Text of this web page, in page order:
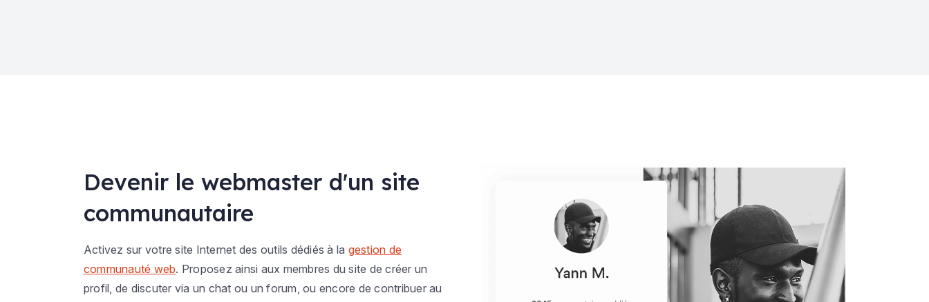
Devenir le webmaster d'un site
communautaire
Activez sur votre site Internet des outils dédiés à la gestion de
communauté web. Proposez ainsi aux membres du site de créer un
profil, de discuter via un chat ou un forum, ou encore de contribuer au